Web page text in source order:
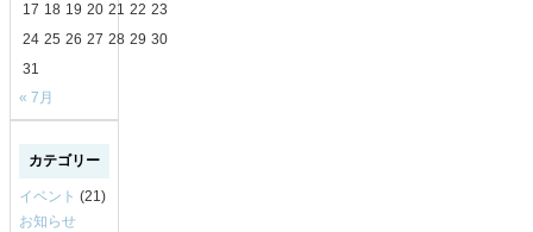
17 18 19 20 21 22 23
24 25 26 27 28 29 30
31
« 7月
カテゴリー
イベント (21)
お知らせ